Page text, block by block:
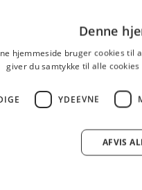
DU KAN
Denne
hjemmeside bruger cookies til
giver du samtykke til alle
YDEEVNE
AFVIS